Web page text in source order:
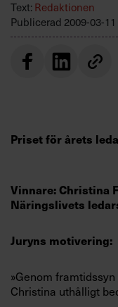
Annonsera
Villkor och policy
Sök
efter:
Populära
Text:Redaktionen
Publicerad 2009-03-11
Priset för årets
Vinnare: Christina
Näringslivets
Juryns motivering:
»Genom
Christina uthålligt